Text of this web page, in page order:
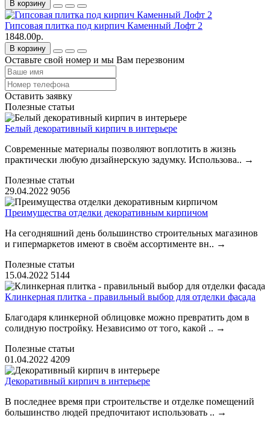
В корзину
Гипсовая плитка под кирпич Каменный Лофт 2
1848.00р.
В корзину
Оставьте свой номер и мы Вам перезвоним
Оставить заявку
Полезные статьи
Белый декоративный кирпич в интерьере
Современные материалы позволяют воплотить в жизнь
практически любую дизайнерскую задумку. Использова.. →
Полезные статьи
29.04.2022 9056
Преимущества отделки декоративным кирпичом
На сегодняшний день большинство строительных магазинов
и гипермаркетов имеют в своём ассортименте вн.. →
Полезные статьи
15.04.2022 5144
Клинкерная плитка - правильный выбор для отделки фасада
Благодаря клинкерной облицовке можно превратить дом в
солидную постройку. Независимо от того, какой .. →
Полезные статьи
01.04.2022 4209
Декоративный кирпич в интерьере
В последнее время при строительстве и отделке помещений
большинство людей предпочитают использовать .. →